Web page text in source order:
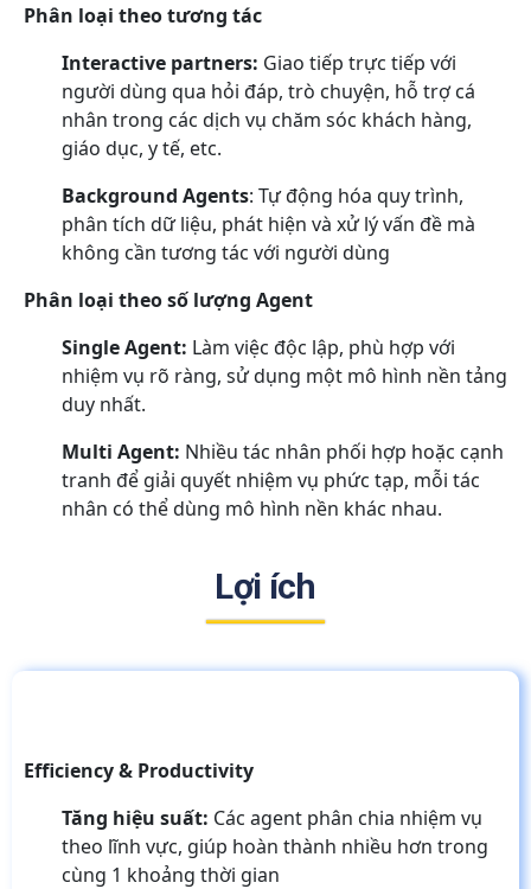
Phân loại theo tương tác
Interactive partners: Giao tiếp trực tiếp với
người dùng qua hỏi đáp, trò chuyện, hỗ trợ cá
nhân trong các dịch vụ chăm sóc khách hàng,
giáo dục, y tế, etc.
Background Agents: Tự động hóa quy trình,
phân tích dữ liệu, phát hiện và xử lý vấn đề mà
không cần tương tác với người dùng
Phân loại theo số lượng Agent
Single Agent: Làm việc độc lập, phù hợp với
nhiệm vụ rõ ràng, sử dụng một mô hình nền tảng
duy nhất.
Multi Agent: Nhiều tác nhân phối hợp hoặc cạnh
tranh để giải quyết nhiệm vụ phức tạp, mỗi tác
nhân có thể dùng mô hình nền khác nhau.
Lợi ích
Efficiency & Productivity
Tăng hiệu suất: Các agent phân chia nhiệm vụ
theo lĩnh vực, giúp hoàn thành nhiều hơn trong
cùng 1 khoảng thời gian